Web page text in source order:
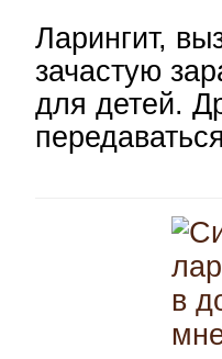
Ларингит,
зачастую
для детей.